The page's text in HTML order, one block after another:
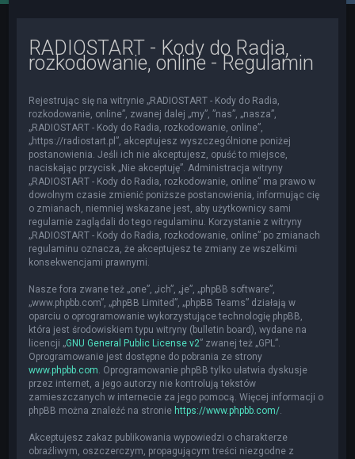
RADIOSTART - Kody do Radia,
rozkodowanie, online - Regulamin
Rejestrując się na witrynie „RADIOSTART - Kody do Radia,
rozkodowanie, online”, zwanej dalej „my”, ”nas”, „nasza”,
„RADIOSTART - Kody do Radia, rozkodowanie, online”,
„https://radiostart.pl”, akceptujesz wyszczególnione poniżej
postanowienia. Jeśli ich nie akceptujesz, opuść to miejsce,
naciskając przycisk „Nie akceptuję”. Administracja witryny
„RADIOSTART - Kody do Radia, rozkodowanie, online” ma prawo w
dowolnym czasie zmienić poniższe postanowienia, informując cię
o zmianach, niemniej wskazane jest, aby użytkownicy sami
regularnie zaglądali do tego regulaminu. Korzystanie z witryny
„RADIOSTART - Kody do Radia, rozkodowanie, online” po zmianach
regulaminu oznacza, że akceptujesz te zmiany ze wszelkimi
konsekwencjami prawnymi.
Nasze fora zwane też „one”, „ich”, „je”, „phpBB software”,
„www.phpbb.com”, „phpBB Limited”, „phpBB Teams” działają w
oparciu o oprogramowanie wykorzystujące technologię phpBB,
która jest środowiskiem typu witryny (bulletin board), wydane na
licencji „GNU General Public License v2” zwanej też „GPL”.
Oprogramowanie jest dostępne do pobrania ze strony
www.phpbb.com . Oprogramowanie phpBB tylko ułatwia dyskusje
przez internet, a jego autorzy nie kontrolują tekstów
zamieszczanych w internecie za jego pomocą. Więcej informacji o
phpBB można znaleźć na stronie https://www.phpbb.com/
Akceptujesz zakaz publikowania wypowiedzi o charakterze
obraźliwym, oszczerczym, propagującym treści niezgodne z